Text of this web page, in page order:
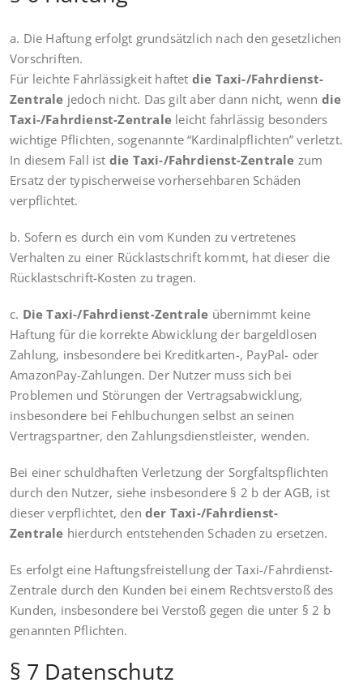
a. Die Haftung erfolgt grundsätzlich nach den gesetzlichen
Vorschriften.
Für leichte Fahrlässigkeit haftet die Taxi-/Fahrdienst-
Zentrale jedoch nicht. Das gilt aber dann nicht, wenn die
Taxi-/Fahrdienst-Zentrale leicht fahrlässig besonders
wichtige Pflichten, sogenannte “Kardinalpflichten” verletzt.
In diesem Fall ist die Taxi-/Fahrdienst-Zentrale zum
Ersatz der typischerweise vorhersehbaren Schäden
verpflichtet.
b. Sofern es durch ein vom Kunden zu vertretenes
Verhalten zu einer Rücklastschrift kommt, hat dieser die
Rücklastschrift-Kosten zu tragen.
c. Die Taxi-/Fahrdienst-Zentrale übernimmt keine
Haftung für die korrekte Abwicklung der bargeldlosen
Zahlung, insbesondere bei Kreditkarten-, PayPal- oder
AmazonPay-Zahlungen. Der Nutzer muss sich bei
Problemen und Störungen der Vertragsabwicklung,
insbesondere bei Fehlbuchungen selbst an seinen
Vertragspartner, den Zahlungsdienstleister, wenden.
Bei einer schuldhaften Verletzung der Sorgfaltspflichten
durch den Nutzer, siehe insbesondere § 2 b der AGB, ist
dieser verpflichtet, den der Taxi-/Fahrdienst-
Zentrale hierdurch entstehenden Schaden zu ersetzen.
Es erfolgt eine Haftungsfreistellung der Taxi-/Fahrdienst-
Zentrale durch den Kunden bei einem Rechtsverstoß des
Kunden, insbesondere bei Verstoß gegen die unter § 2 b
genannten Pflichten.
§ 7 Datenschutz